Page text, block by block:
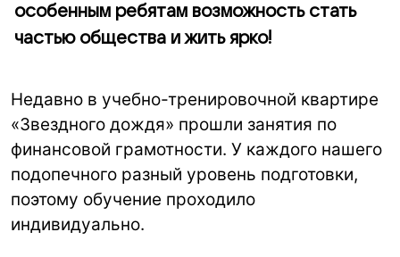
особенным ребятам возможность стать
частью общества и жить ярко!
Недавно в учебно-тренировочной квартире
«Звездного дождя» прошли занятия по
финансовой грамотности. У каждого нашего
подопечного разный уровень подготовки,
поэтому обучение проходило
индивидуально.